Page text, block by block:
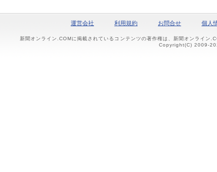
運営会社 利用規約 お問合せ 個人
新聞オンライン.COMに掲載されているコンテンツの著作権は、新聞オンライン
Copyright(C) 2009-